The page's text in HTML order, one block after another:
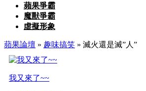
蘋果爭霸
魔獸爭霸
虛擬形象
蘋果論壇 » 趣味搞笑 » 滅火還是滅”人”
我又來了~~